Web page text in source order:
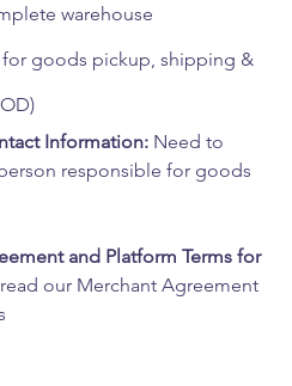
warehouse
for goods pickup, shipping &
Information: Need to
responsible for goods
and Platform Terms for
our Merchant Agreement